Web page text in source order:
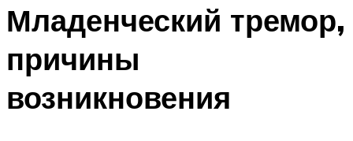
Младенческий тремор,
причины
возникновения